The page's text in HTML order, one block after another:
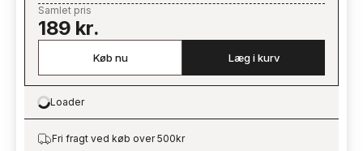
Samlet pris
189 kr.
Køb nu Læg i kurv
Loading…
Loader
Fri fragt ved køb over 500kr